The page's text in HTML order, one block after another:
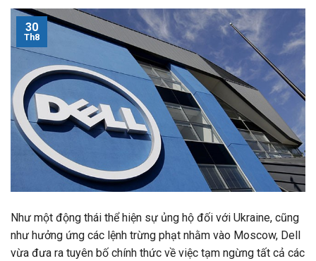
30
Th8
Như một động thái thể hiện sự ủng hộ đối với Ukraine, cũng
như hưởng ứng các lệnh trừng phạt nhằm vào Moscow, Dell
vừa đưa ra tuyên bố chính thức về việc tạm ngừng tất cả các